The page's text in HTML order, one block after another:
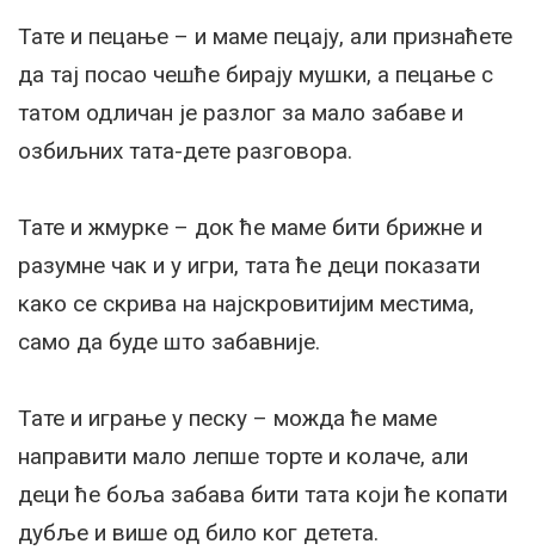
Тате и пецање – и маме пецају, али признаћете
да тај посао чешће бирају мушки, а пецање с
татом одличан је разлог за мало забаве и
озбиљних тата-дете разговора.
Тате и жмурке – док ће маме бити брижне и
разумне чак и у игри, тата ће деци показати
како се скрива на најскровитијим местима,
само да буде што забавније.
Тате и играње у песку – можда ће маме
направити мало лепше торте и колаче, али
деци ће боља забава бити тата који ће копати
дубље и више од било ког детета.